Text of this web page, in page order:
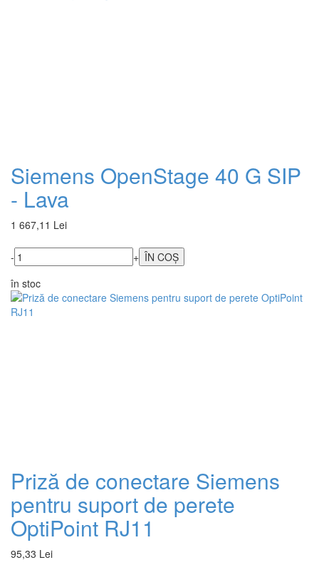
Siemens OpenStage 40 G SIP
- Lava
1 667,11 Lei
-
+
în stoc
Priză de conectare Siemens
pentru suport de perete
OptiPoint RJ11
95,33 Lei